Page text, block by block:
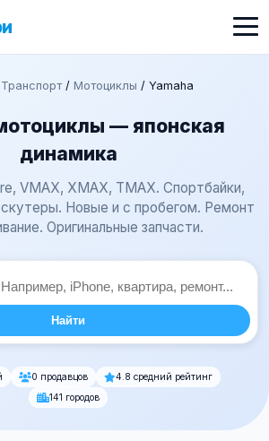
Транспорт/ Мотоциклы / Yamaha
— японская
динамика
VMAX, XMAX, TMAX. Спортбайки,
Новые и с пробегом. Ремонт
Оригинальные запчасти.
Найти
0 продавцов
4.8 средний рейтинг
141 городов